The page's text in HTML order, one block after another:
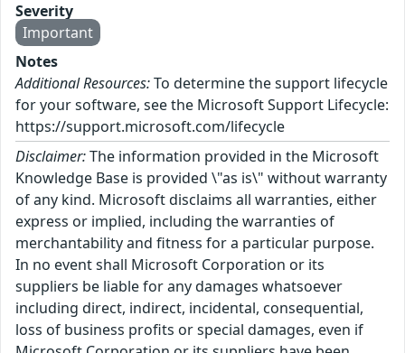
Severity
Important
Notes
Additional Resources:To determine the support lifecycle
for your software, see the Microsoft Support Lifecycle:
https://support.microsoft.com/lifecycle
Disclaimer:The information provided in the Microsoft
Knowledge Base is provided \"as is\" without warranty
of any kind. Microsoft disclaims all warranties, either
express or implied, including the warranties of
merchantability and fitness for a particular purpose.
In no event shall Microsoft Corporation or its
suppliers be liable for any damages whatsoever
including direct, indirect, incidental, consequential,
loss of business profits or special damages, even if